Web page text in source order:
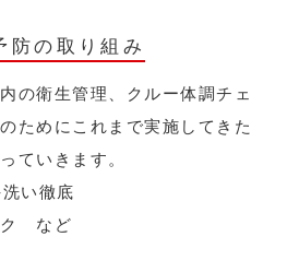
防の取り組み
の衛生管理、クルー体調チェ
ためにこれまで実施してきた
ていきます。
い徹底
ク など